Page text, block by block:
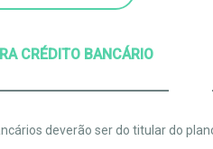
CRÉDITO BANCÁRIO
deverão ser do titular do